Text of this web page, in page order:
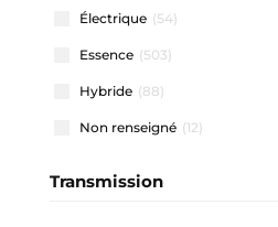
A1 ALLSTREET
A1 SPORTBACK
A3 ALLSTREET
A3 BERLINE (1)
A3 SPORTBACK
Électrique (54)
Essence (503)
Hybride (88)
Non renseigné (12)
Transmission